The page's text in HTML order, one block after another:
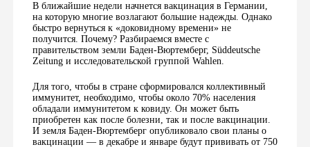
В ближайшие недели начнется вакцинация в Германии,
на которую многие возлагают большие надежды. Однако
быстро вернуться к «доковидному времени» не
получится. Почему? Разбираемся вместе c
правительством земли Баден-Вюртемберг, Süddeutsche
Zeitung и исследовательской группой Wahlen.
Для того, чтобы в стране сформировался коллективный
иммунитет, необходимо, чтобы около 70% населения
обладали иммунитетом к ковиду. Он может быть
приобретен как после болезни, так и после вакцинации.
И земля Баден-Вюртемберг опубликовало свои планы о
вакцинации — в декабре и январе будут прививать от 750